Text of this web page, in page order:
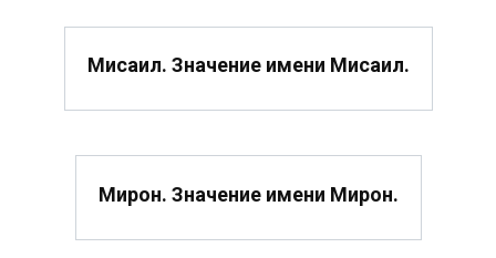
Мисаил. Значение имени Мисаил.
Мирон. Значение имени Мирон.